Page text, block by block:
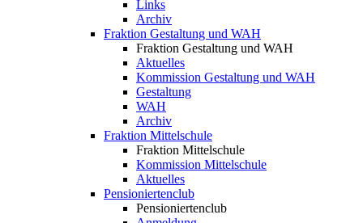
Links
Archiv
Fraktion Gestaltung und WAH
Fraktion Gestaltung und WAH
Aktuelles
Kommission Gestaltung und WAH
Gestaltung
WAH
Archiv
Fraktion Mittelschule
Fraktion Mittelschule
Kommission Mittelschule
Aktuelles
Pensioniertenclub
Pensioniertenclub